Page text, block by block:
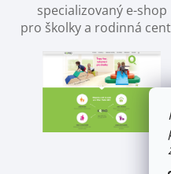
specializovaný e-shop
pro školky a rodinná